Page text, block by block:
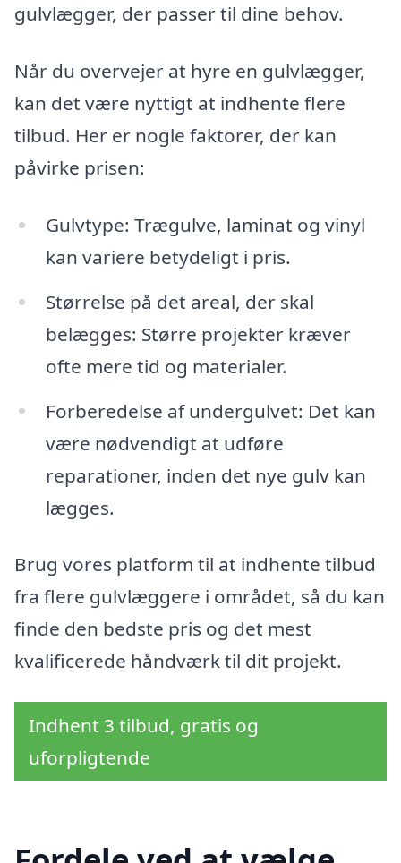
gulvlægger, der passer til dine behov.
Når du overvejer at hyre en gulvlægger,
kan det være nyttigt at indhente flere
tilbud. Her er nogle faktorer, der kan
påvirke prisen:
Gulvtype: Trægulve, laminat og vinyl
kan variere betydeligt i pris.
Størrelse på det areal, der skal
belægges: Større projekter kræver
ofte mere tid og materialer.
Forberedelse af undergulvet: Det kan
være nødvendigt at udføre
reparationer, inden det nye gulv kan
lægges.
Brug vores platform til at indhente tilbud
fra flere gulvlæggere i området, så du kan
finde den bedste pris og det mest
kvalificerede håndværk til dit projekt.
Indhent 3 tilbud, gratis og
uforpligtende